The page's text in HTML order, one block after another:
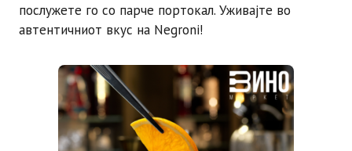
послужете го со парче портокал. Уживајте во
автентичниот вкус на Negroni!